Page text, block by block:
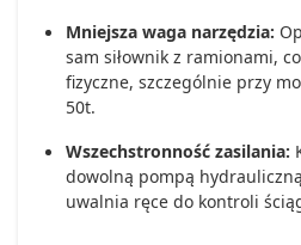
Mniejsza waga narzędzia:
sam siłownik z ramionami,
fizyczne, szczególnie przy
50t.
Wszechstronność zasilania:
dowolną pompą
uwalnia ręce do kontroli